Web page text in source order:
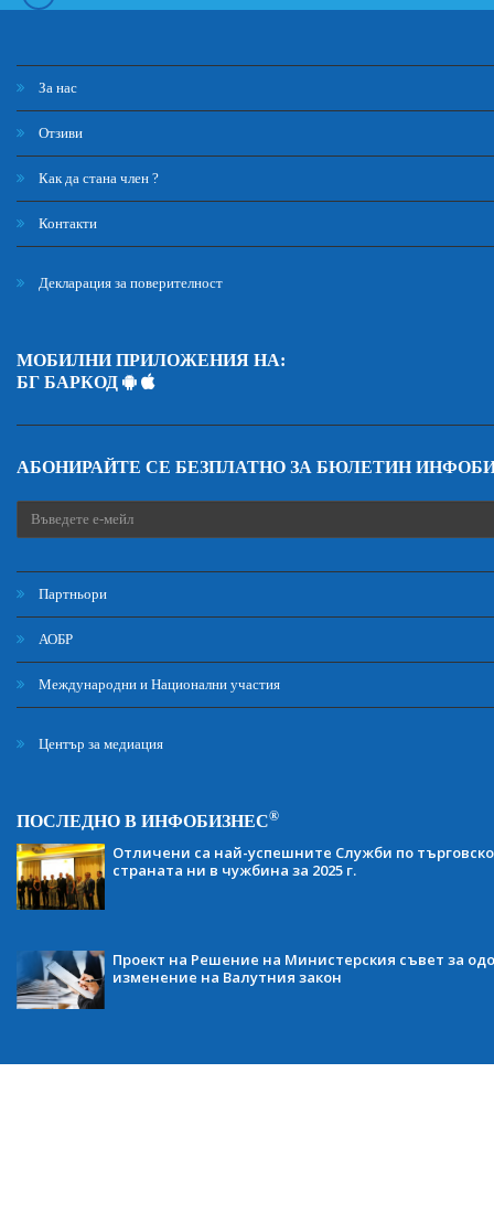
За нас
Отзиви
Как да стана член ?
Контакти
Декларация за поверителност
МОБИЛНИ ПРИЛОЖЕНИЯ НА:
БГ БАРКОД
АБОНИРАЙТЕ СЕ БЕЗПЛАТНО ЗА БЮЛЕТИН
Партньори
АОБР
Международни и Национални участия
Център за медиация
ПОСЛЕДНО В ИНФОБИЗНЕС®
Отличени са най-успешните Служби по
страната ни в чужбина за 2025 г.
Проект на Решение на Министерския съвет за
изменение на Валутния закон